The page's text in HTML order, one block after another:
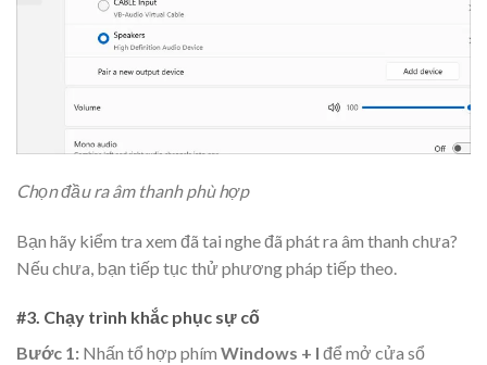
Chọn đầu ra âm thanh phù hợp
Bạn hãy kiểm tra xem đã tai nghe đã phát ra âm thanh chưa?
Nếu chưa, bạn tiếp tục thử phương pháp tiếp theo.
#3. Chạy trình khắc phục sự cố
Bước 1: Nhấn tổ hợp phím Windows + I để mở cửa sổ